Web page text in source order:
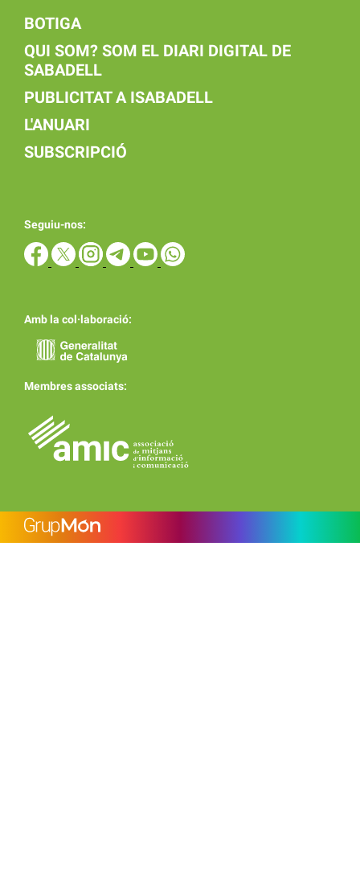
BOTIGA
QUI SOM? SOM EL DIARI DIGITAL DE
SABADELL
PUBLICITAT A ISABADELL
L'ANUARI
SUBSCRIPCIÓ
Seguiu-nos:
Amb la col·laboració:
Membres associats: